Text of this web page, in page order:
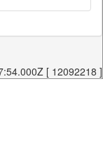
[ 12092218 ]